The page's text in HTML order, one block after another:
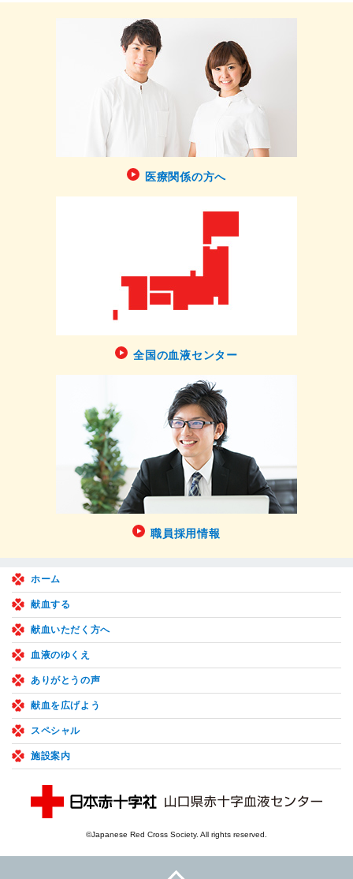
医療関係の方へ
全国の血液センター
職員採用情報
ホーム
献血する
献血いただく方へ
血液のゆくえ
ありがとうの声
献血を広げよう
スペシャル
施設案内
©Japanese Red Cross Society. All rights reserved.